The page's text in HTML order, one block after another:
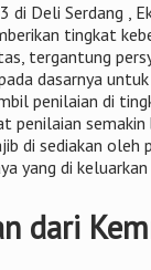
di Deli Serdang ,
tingkat
tergantung
dasarnya
penilaian di
penilaian semakin
di sediakan oleh
yang di
dari